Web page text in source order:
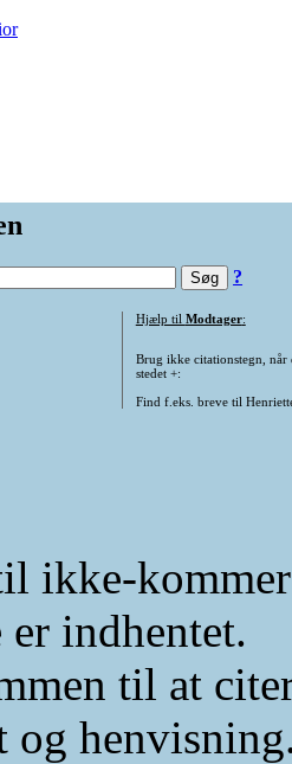
?
Hjælp til Modtager:
Brug ikke citationstegn, når
stedet +:
Find f.eks. breve til
ikke-
indhentet.
til at
og